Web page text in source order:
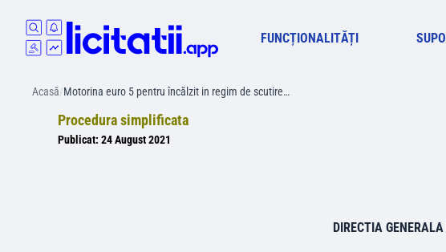
FUNCȚIONALITĂȚI
Acasă/Motorina euro 5 pentru încălzit in regim de scutire…
Procedura simplificata
Publicat: 24 August 2021
DIRECTIA